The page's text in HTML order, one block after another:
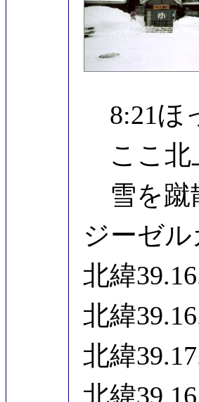
8:21ほ
ここ北
雪を蹴
ジーゼ
北緯
北緯
北緯
北緯